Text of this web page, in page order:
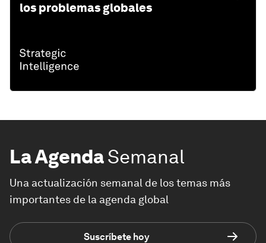
los problemas globales
La AgendaSemanal
Una actualización semanal de los temas más
importantes de la agenda global
Suscríbete hoy